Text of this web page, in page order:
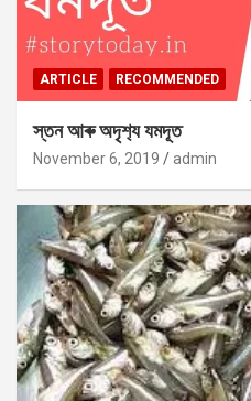
ARTICLE RECOMMENDED
স্তন আৰু অদৃশ‍্য যমদূত
November 6, 2019 admin